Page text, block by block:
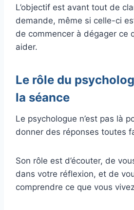
L’objectif est avant tout de
demande, même si celle-ci
de commencer à dégager ce
aider.
Le rôle du
la séance
Le psychologue n’est pas là
donner des réponses toutes
Son rôle est d’écouter, de
dans votre réflexion, et de
comprendre ce que vous